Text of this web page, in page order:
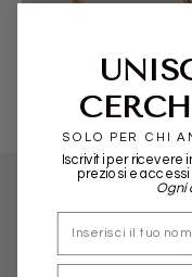
POMELLATO
WHAT
SOLO PER CHI
Iscriviti per ricevere
preziosi e
Ogni
nome
Email